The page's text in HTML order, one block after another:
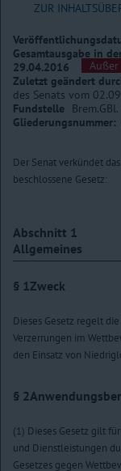
ZUR
Gesamtausgabe in
29.04.2016
Zuletzt geändert
des Senats vom
Fundstelle
Gliederungsnummer:
Der Senat verkündet
beschlossene Gesetz:
Abschnitt 1
Allgemeines
§ 1Zweck
Dieses Gesetz regelt
Verzerrungen im
den Einsatz von
§ 2
(1) Dieses Gesetz gilt
und Dienstleistungen
Gesetzes gegen